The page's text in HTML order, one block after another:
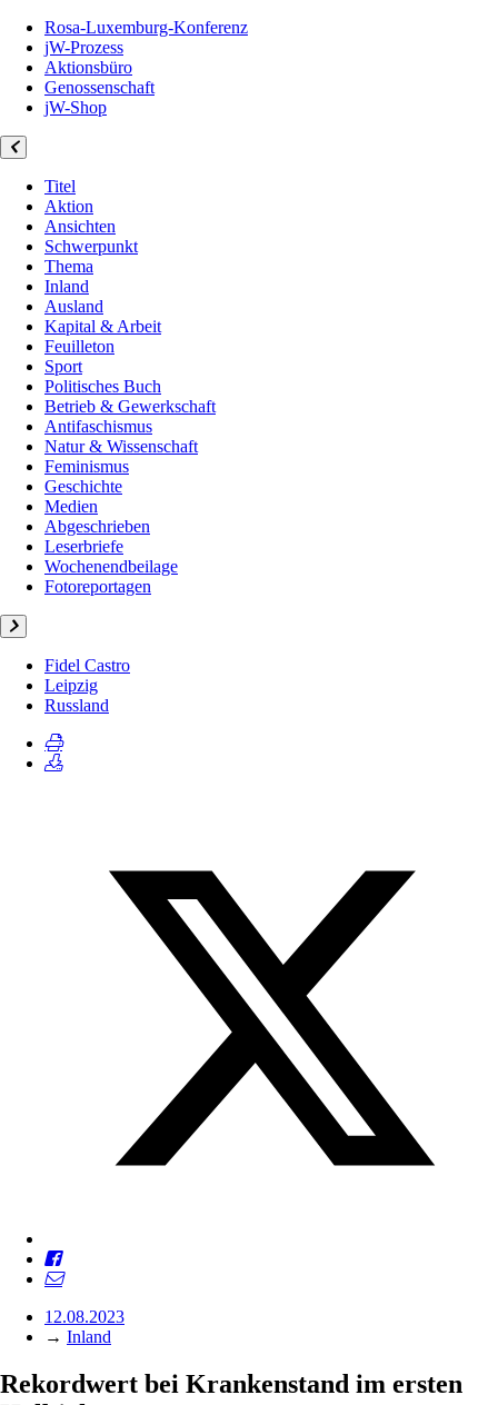
Rosa-Luxemburg-Konferenz
jW-Prozess
Aktionsbüro
Genossenschaft
jW-Shop
Titel
Aktion
Ansichten
Schwerpunkt
Thema
Inland
Ausland
Kapital & Arbeit
Feuilleton
Sport
Politisches Buch
Betrieb & Gewerkschaft
Antifaschismus
Natur & Wissenschaft
Feminismus
Geschichte
Medien
Abgeschrieben
Leserbriefe
Wochenendbeilage
Fotoreportagen
Fidel Castro
Leipzig
Russland
12.08.2023
→ Inland
Rekordwert bei Krankenstand im ersten